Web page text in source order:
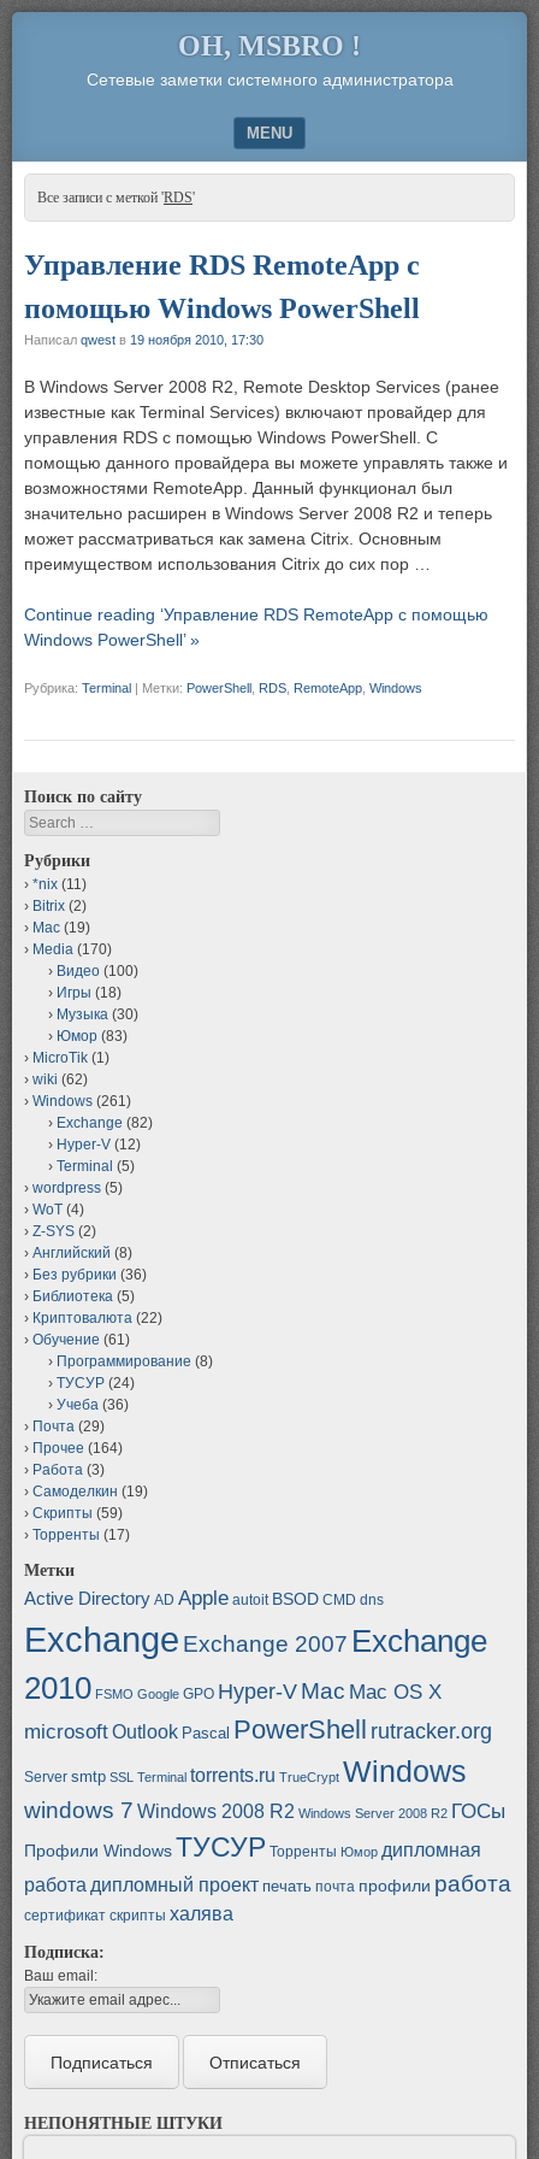
OH, MSBRO !
Сетевые заметки системного администратора
MENU
SKIP TO CONTENT
Все записи с меткой 'RDS'
Управление RDS RemoteApp с
помощью Windows PowerShell
Написал qwest в 19 ноября 2010, 17:30
В Windows Server 2008 R2, Remote Desktop Services (ранее
известные как Terminal Services) включают провайдер для
управления RDS с помощью Windows PowerShell. С
помощью данного провайдера вы можете управлять также и
возможностями RemoteApp. Данный функционал был
значительно расширен в Windows Server 2008 R2 и теперь
может рассматриваться как замена Citrix. Основным
преимуществом использования Citrix до сих пор …
Continue reading ‘Управление RDS RemoteApp с помощью
Windows PowerShell’ »
Рубрика: Terminal | Метки: PowerShell RDS RemoteApp Windows
Поиск по сайту
Search
Рубрики
*nix (11)
Bitrix (2)
Mac (19)
Media (170)
Видео (100)
Игры (18)
Музыка (30)
Юмор (83)
MicroTik (1)
wiki (62)
Windows (261)
Exchange (82)
Hyper-V (12)
Terminal (5)
wordpress (5)
WoT (4)
Z-SYS (2)
Английский (8)
Без рубрики (36)
Библиотека (5)
Криптовалюта (22)
Обучение (61)
Программирование (8)
ТУСУР (24)
Учеба (36)
Почта (29)
Прочее (164)
Работа (3)
Самоделкин (19)
Скрипты (59)
Торренты (17)
Метки
Active Directory AD Apple autoit BSOD CMD dns
Exchange Exchange 2007 Exchange
2010 FSMO Google GPO Hyper-V Mac Mac OS X
microsoftOutlook Pascal PowerShell rutracker.org
Server smtp SSL Terminal torrents.ru TrueCrypt Windows
windows 7 Windows 2008 R2 Windows Server 2008 R2 ГОСы
Профили WindowsТУСУР Торренты Юмор дипломная
работа дипломный проект печать почта профили работа
сертификат скрипты халява
Подписка:
Ваш email:
НЕПОНЯТНЫЕ ШТУКИ